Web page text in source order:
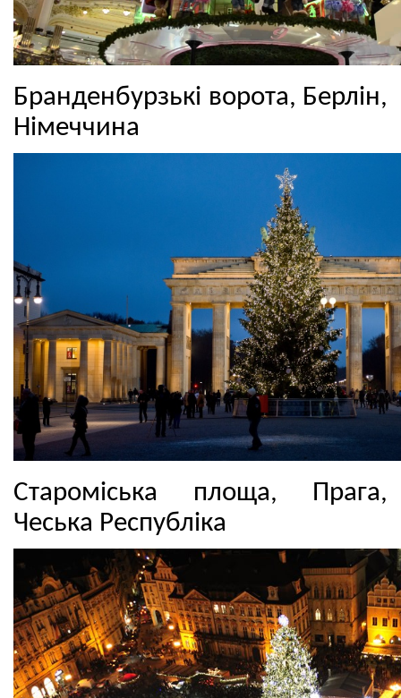
Бранденбурзькі ворота, Берлін,
Німеччина
Староміська площа, Прага,
Чеська Республіка